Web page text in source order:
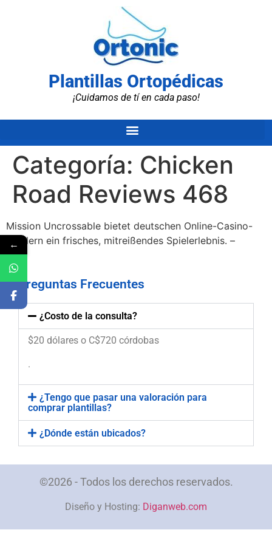
Plantillas Ortopédicas
¡Cuidamos de tí en cada paso!
Categoría: Chicken
Road Reviews 468
Mission Uncrossable bietet deutschen Online-Casino-
Spielern ein frisches, mitreißendes Spielerlebnis. –
Preguntas Frecuentes
¿Costo de la consulta?
$20 dólares o C$720 córdobas
.
¿Tengo que pasar una valoración para
comprar plantillas?
¿Dónde están ubicados?
©2026 - Todos los derechos reservados.
Diseño y Hosting: Diganweb.com
←